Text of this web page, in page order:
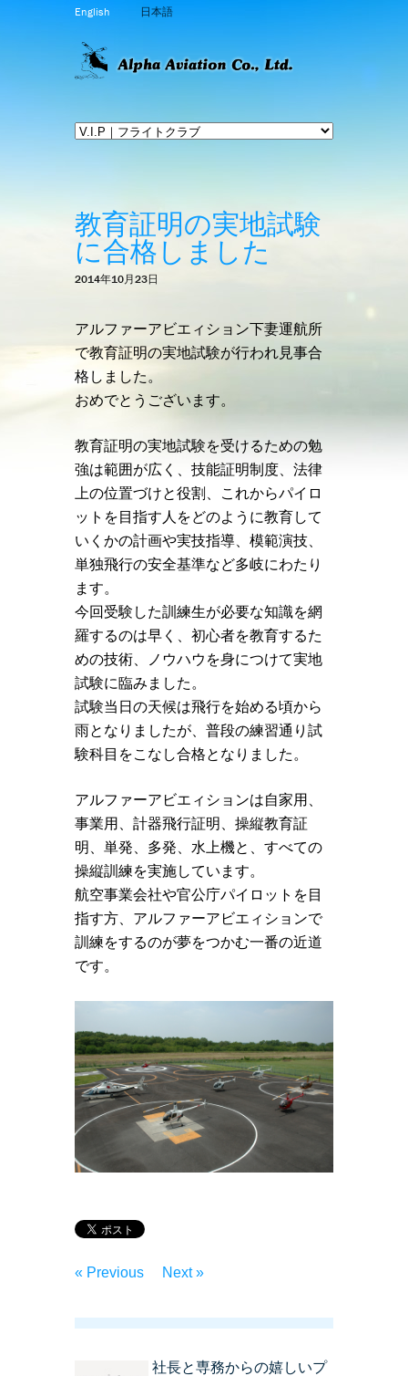
English 日本語
教育証明の実地試験
に合格しました
2014年10月23日
アルファーアビエィション下妻運航所
で教育証明の実地試験が行われ見事合
格しました。
おめでとうございます。
教育証明の実地試験を受けるための勉
強は範囲が広く、技能証明制度、法律
上の位置づけと役割、これからパイロ
ットを目指す人をどのように教育して
いくかの計画や実技指導、模範演技、
単独飛行の安全基準など多岐にわたり
ます。
今回受験した訓練生が必要な知識を網
羅するのは早く、初心者を教育するた
めの技術、ノウハウを身につけて実地
試験に臨みました。
試験当日の天候は飛行を始める頃から
雨となりましたが、普段の練習通り試
験科目をこなし合格となりました。
アルファーアビエィションは自家用、
事業用、計器飛行証明、操縦教育証
明、単発、多発、水上機と、すべての
操縦訓練を実施しています。
航空事業会社や官公庁パイロットを目
指す方、アルファーアビエィションで
訓練をするのが夢をつかむ一番の近道
です。
« Previous Next »
社長と専務からの嬉しいプ